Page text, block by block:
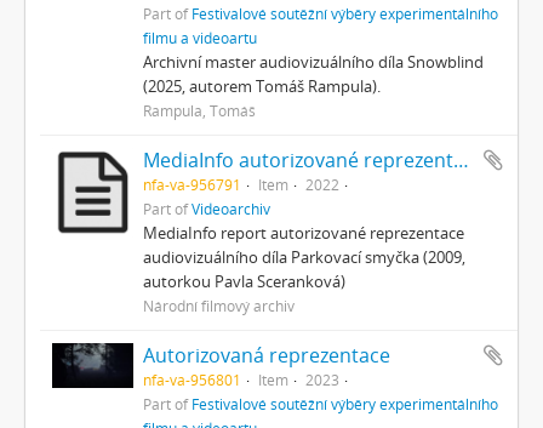
Part ofFestivalové soutěžní výběry experimentálního
filmu a videoartu
Archivní master audiovizuálního díla Snowblind
(2025, autorem Tomáš Rampula).
Rampula, Tomáš
MediaInfo autorizované reprezentace
nfa-va-956791 Item
2022
Part ofVideoarchiv
MediaInfo report autorizované reprezentace
audiovizuálního díla Parkovací smyčka (2009,
autorkou Pavla Sceranková)
Národní filmový archiv
Autorizovaná reprezentace
nfa-va-956801 Item
2023
Part ofFestivalové soutěžní výběry experimentálního